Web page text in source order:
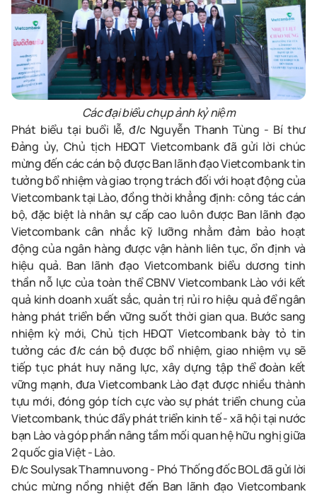
Các đại biểu chụp ảnh kỷ niệm
Phát biểu tại buổi lễ, đ/c Nguyễn Thanh Tùng - Bí thư
Đảng ủy, Chủ tịch HĐQT Vietcombank đã gửi lời chúc
mừng đến các cán bộ được Ban lãnh đạo Vietcombank tin
tưởng bổ nhiệm và giao trọng trách đối với hoạt động của
Vietcombank tại Lào, đồng thời khẳng định: công tác cán
bộ, đặc biệt là nhân sự cấp cao luôn được Ban lãnh đạo
Vietcombank cân nhắc kỹ lưỡng nhằm đảm bảo hoạt
động của ngân hàng được vận hành liên tục, ổn định và
hiệu quả. Ban lãnh đạo Vietcombank biểu dương tinh
thần nỗ lực của toàn thể CBNV Vietcombank Lào với kết
quả kinh doanh xuất sắc, quản trị rủi ro hiệu quả để ngân
hàng phát triển bền vững suốt thời gian qua. Bước sang
nhiệm kỳ mới, Chủ tịch HĐQT Vietcombank bày tỏ tin
tưởng các đ/c cán bộ được bổ nhiệm, giao nhiệm vụ sẽ
tiếp tục phát huy năng lực, xây dựng tập thể đoàn kết
vững mạnh, đưa Vietcombank Lào đạt được nhiều thành
tựu mới, đóng góp tích cực vào sự phát triển chung của
Vietcombank, thúc đẩy phát triển kinh tế - xã hội tại nước
bạn Lào và góp phần nâng tầm mối quan hệ hữu nghị giữa
2 quốc gia Việt - Lào.
Đ/c Soulysak Thamnuvong - Phó Thống đốc BOL đã gửi lời
chúc mừng nồng nhiệt đến Ban lãnh đạo Vietcombank